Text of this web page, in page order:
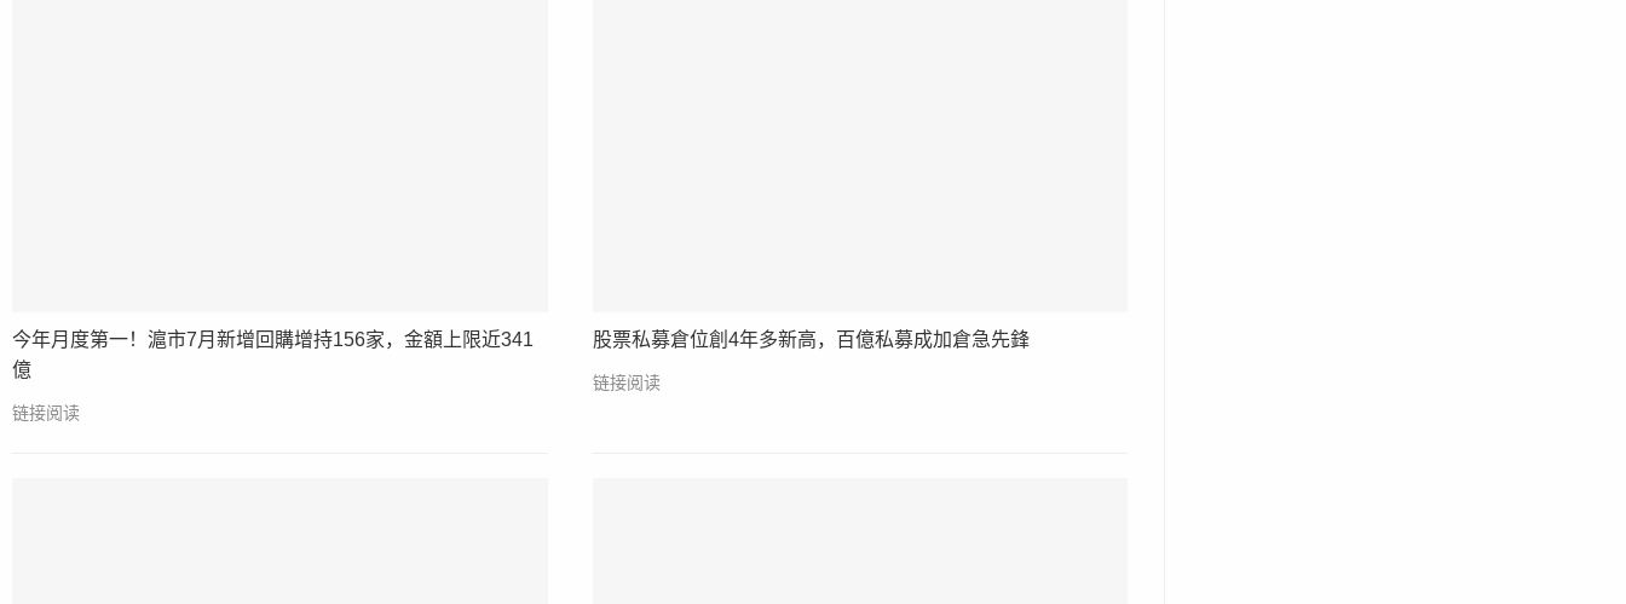
今年月度第一！滬市7月新增回購增持156家，金額上限近341
億
链接阅读
股票私募倉位創4年多新高，百億私募成加倉急先鋒
链接阅读